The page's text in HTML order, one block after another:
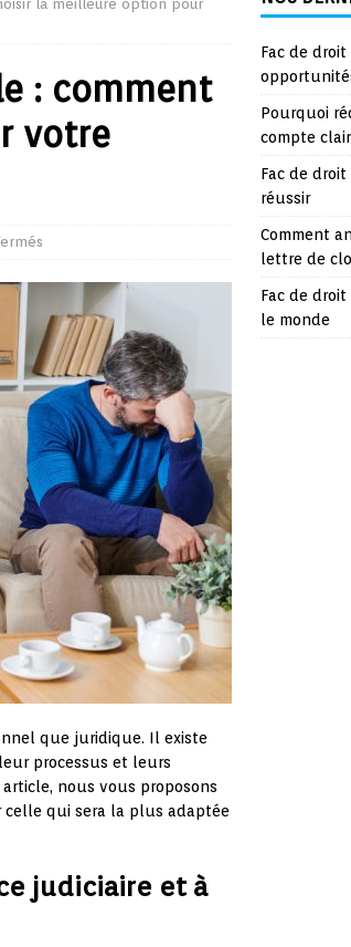
la meilleure option pour
: comment
votre
que juridique. Il existe
processus et leurs
nous vous proposons
celle qui sera la plus adaptée
judiciaire et à
Fac de
Pourquoi
compte
Fac de
réussir
Comment
lettre de
Fac de
le monde